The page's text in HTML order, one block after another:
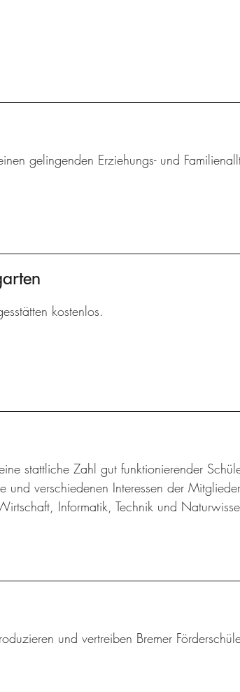
gelingenden Erziehungs- und
kostenlos.
stattliche Zahl gut funktionierender
und verschiedenen Interessen der
Informatik, Technik und
und vertreiben Bremer